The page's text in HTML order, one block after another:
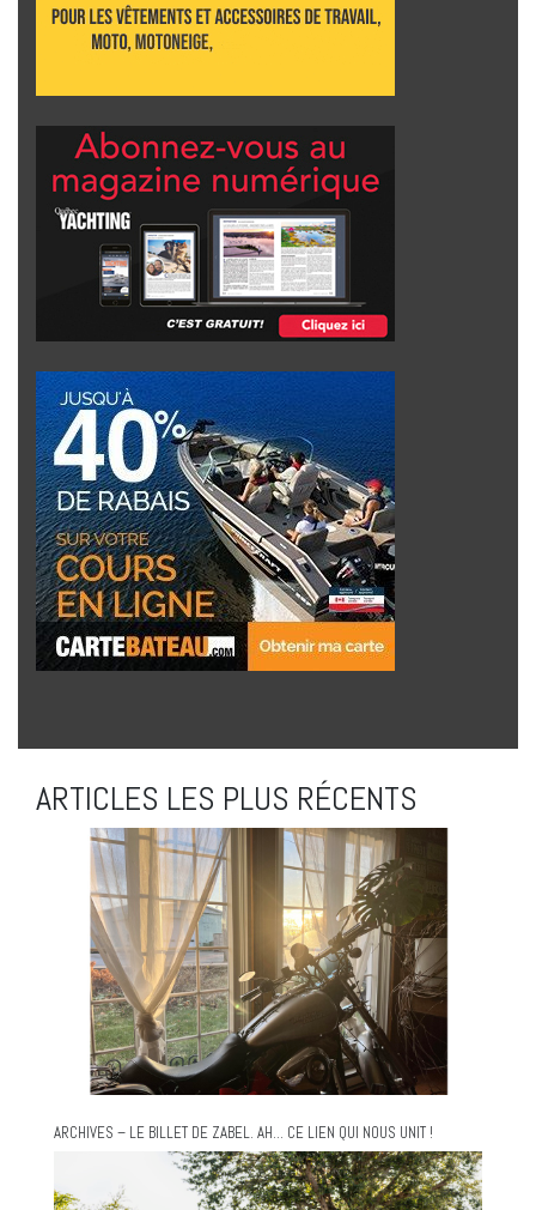
ARTICLES LES PLUS RÉCENTS
ARCHIVES – LE BILLET DE ZABEL. AH… CE LIEN QUI NOUS UNIT !